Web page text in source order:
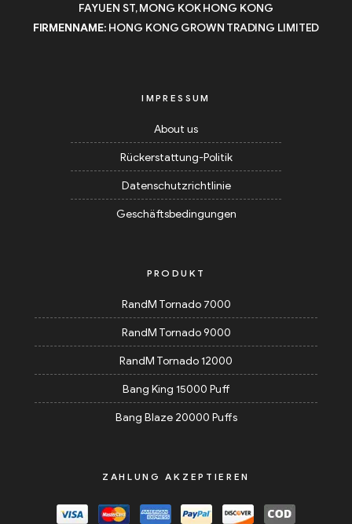
FAYUEN ST, MONG KOK HONG KONG
FIRMENNAME: HONG KONG GROWN TRADING LIMITED
IMPRESSUM
About us
Rückerstattung-Politik
Datenschutzrichtlinie
Geschäftsbedingungen
PRODUKT
RandM Tornado 7000
RandM Tornado 9000
RandM Tornado 12000
Bang King 15000 Puff
Bang Blaze 20000 Puffs
ZAHLUNG AKZEPTIEREN